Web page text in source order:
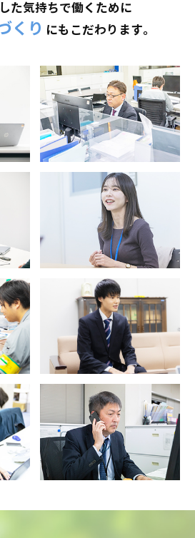
た気持ちで働くために
くり にもこだわります。